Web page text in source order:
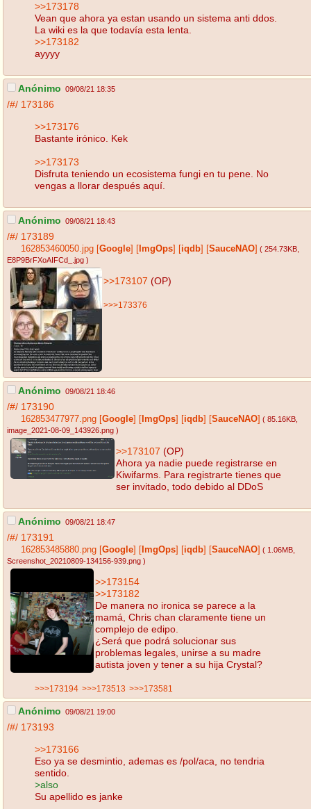
>>173178
Vean que ahora ya estan usando un sistema anti ddos.
La wiki es la que todavía esta lenta.
>>173182
ayyyy
Anónimo 09/08/21 18:35
/#/ 173186
>>173176
Bastante irónico. Kek
>>173173
Disfruta teniendo un ecosistema fungi en tu pene. No
vengas a llorar después aquí.
Anónimo 09/08/21 18:43
/#/ 173189
162853460050.jpg Google ImgOps iqdb SauceNAO ( 254.73KB
E8P9BrFXoAIFCd_.jpg )
>>173107 (OP)
>>>173376
Anónimo 09/08/21 18:46
/#/ 173190
162853477977.png Google ImgOps iqdb SauceNAO ( 85.16KB
image_2021-08-09_143926.png )
>>173107 (OP)
Ahora ya nadie puede registrarse en
Kiwifarms. Para registrarte tienes que
ser invitado, todo debido al DDoS
Anónimo 09/08/21 18:47
/#/ 173191
162853485880.png Google ImgOps iqdb SauceNAO ( 1.06MB
Screenshot_20210809-134156-939.png )
>>173154
>>173182
De manera no ironica se parece a la
mamá, Chris chan claramente tiene un
complejo de edipo.
¿Será que podrá solucionar sus
problemas legales, unirse a su madre
autista joven y tener a su hija Crystal?
>>>173194 >>>173513 >>>173581
Anónimo 09/08/21 19:00
/#/ 173193
>>173166
Eso ya se desmintio, ademas es /pol/aca, no tendria
sentido.
>also
Su apellido es janke